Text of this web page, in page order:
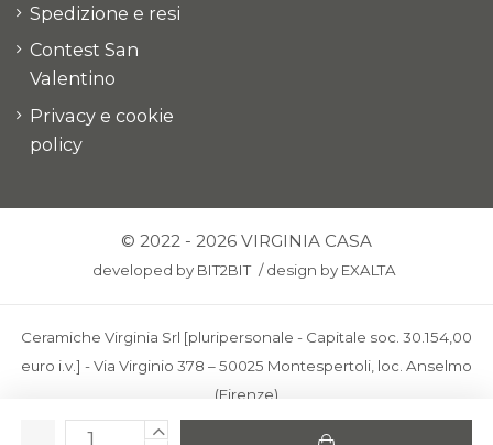
Spedizione e resi
Contest San
Valentino
Privacy e cookie
policy
© 2022 - 2026 VIRGINIA CASA
developed by BIT2BIT /design by EXALTA
Ceramiche Virginia Srl [pluripersonale - Capitale soc. 30.154,00
euro i.v.] - Via Virginio 378 – 50025 Montespertoli, loc. Anselmo
(Firenze)
C.F. e P.IVA: IT00436100481 - REA: FI-227733 - PEC: